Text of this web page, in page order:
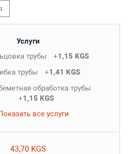
Услуги
трубы
+1,15 KGS
трубы
+1,41 KGS
обработка трубы
+1,15 KGS
все услуги
43,70 KGS